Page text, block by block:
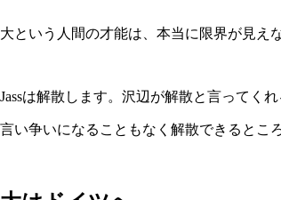
大という人間の才能は、本当に限界が見え
Jassは解散します。沢辺が解散と言ってく
言い争いになることもなく解散できるとこ